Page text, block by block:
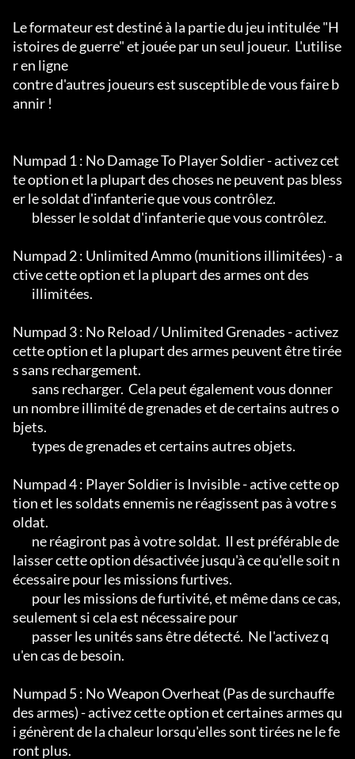
Le formateur est destiné à la partie du jeu intitulée "H
istoires de guerre" et jouée par un seul joueur.  L'utilise
r en ligne
contre d'autres joueurs est susceptible de vous faire b
annir !
Numpad 1 : No Damage To Player Soldier - activez cet
te option et la plupart des choses ne peuvent pas bless
er le soldat d'infanterie que vous contrôlez.
Numpad 2 : Unlimited Ammo (munitions illimitées) - a
ctive cette option et la plupart des armes ont des
Numpad 3 : No Reload / Unlimited Grenades - activez
cette option et la plupart des armes peuvent être tirée
s sans rechargement.
un nombre illimité de grenades et de certains autres o
bjets.
Numpad 4 : Player Soldier is Invisible - active cette op
tion et les soldats ennemis ne réagissent pas à votre s
oldat.
laisser cette option désactivée jusqu'à ce qu'elle soit n
écessaire pour les missions furtives.
seulement si cela est nécessaire pour
u'en cas de besoin.
Numpad 5 : No Weapon Overheat (Pas de surchauffe
des armes) - activez cette option et certaines armes qu
i génèrent de la chaleur lorsqu'elles sont tirées ne le fe
ront plus.